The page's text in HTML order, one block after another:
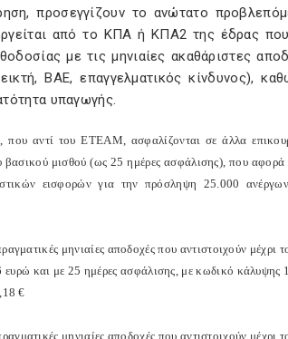
προσεγγίζουν το ανώτατο
από το ΚΠΑ ή ΚΠΑ2 της έδρας
με τις μηνιαίες ακαθάριστες
ΒΑΕ, επαγγελματικός κίνδυνος),
υπαγωγής.
που αντί του ΕΤΕΑΜ, ασφαλίζονται σε άλλα
βασικού μισθού (ως 25 ημέρες ασφάλισης), που αφορά
εισφορών για την πρόσληψη 25.000
μηνιαίες αποδοχές που αντιστοιχούν μέχρι
και με 25 ημέρες ασφάλισης, με κωδικό κάλυψης
€
μηνιαίες αποδοχές που αντιστοιχούν μέχρι